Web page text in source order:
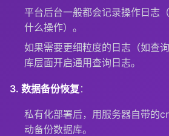
平台后台一般都会记录操作日志
什么操作）。
如果需要更细粒度的日志（如查
库层面开启通用查询日志。
3. 数据备份恢复 ：
私有化部署后，用服务器自带的
动备份数据库。